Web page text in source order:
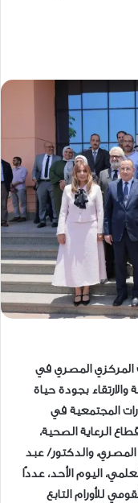
المركزي المصري في
بجودة حياة
المجتمعية في
الرعاية الصحية،
والدكتور/ عبد
اليوم الأحد، عددًا
للأورام التابع